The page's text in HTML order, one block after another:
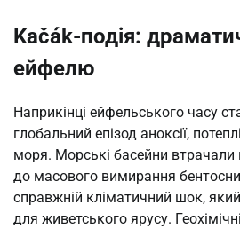
Kačák-подія:
ейфелю
Наприкінці ейфельського часу
глобальний епізод аноксії,
моря. Морські басейни
до масового вимирання
справжній кліматичний шок,
для живетського ярусу.